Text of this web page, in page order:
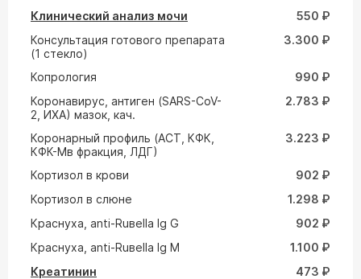
Клинический анализ мочи
550 ₽
Консультация готового препарата
(1 стекло)
3.300 ₽
Копрология
990 ₽
Коронавирус, антиген (SARS-CoV-
2, ИХА) мазок, кач.
2.783 ₽
Коронарный профиль (АСТ, КФК,
КФК-Мв фракция, ЛДГ)
3.223 ₽
Кортизол в крови
902 ₽
Кортизол в слюне
1.298 ₽
Краснуха, anti-Ruвella Ig G
902 ₽
Краснуха, anti-Ruвella Ig M
1.100 ₽
Креатинин
473 ₽